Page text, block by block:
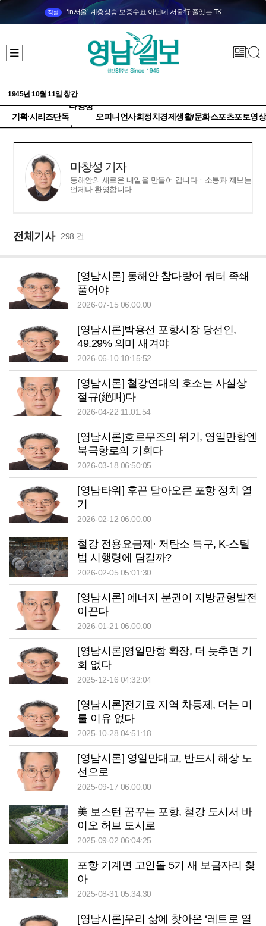
직설 ‘in서울’ 계층상승 보증수표 아닌데 서울行 줄잇는 TK
1945년 10월 11일 창간
기획·시리즈단독
다양성
+
오피니언사회정치 경제생활/문화스포츠포토영상
마창성 기자
동해안의 새로운 내일을 만들어 갑니다ㆍ소통과 제보는
언제나 환영합니다
전체기사 298 건
[영남시론] 동해안 참다랑어 쿼터 족쇄
풀어야
2026-07-15 06:00:00
[영남시론]박용선 포항시장 당선인,
49.29% 의미 새겨야
2026-06-10 10:15:52
[영남시론] 철강연대의 호소는 사실상
절규(絶叫)다
2026-04-22 11:01:54
[영남시론]호르무즈의 위기, 영일만항엔
북극항로의 기회다
2026-03-18 06:50:05
[영남타워] 후끈 달아오른 포항 정치 열
기
2026-02-12 06:00:00
철강 전용요금제· 저탄소 특구, K-스틸
법 시행령에 담길까?
2026-02-05 05:01:30
[영남시론] 에너지 분권이 지방균형발전
이끈다
2026-01-21 06:00:00
[영남시론]영일만항 확장, 더 늦추면 기
회 없다
2025-12-16 04:32:04
[영남시론]전기료 지역 차등제, 더는 미
룰 이유 없다
2025-10-28 04:51:18
[영남시론] 영일만대교, 반드시 해상 노
선으로
2025-09-17 06:00:00
美 보스턴 꿈꾸는 포항, 철강 도시서 바
이오 허브 도시로
2025-09-02 06:04:25
포항 기계면 고인돌 5기 새 보금자리 찾
아
2025-08-31 05:34:30
[영남시론]우리 삶에 찾아온 ‘레트로 열